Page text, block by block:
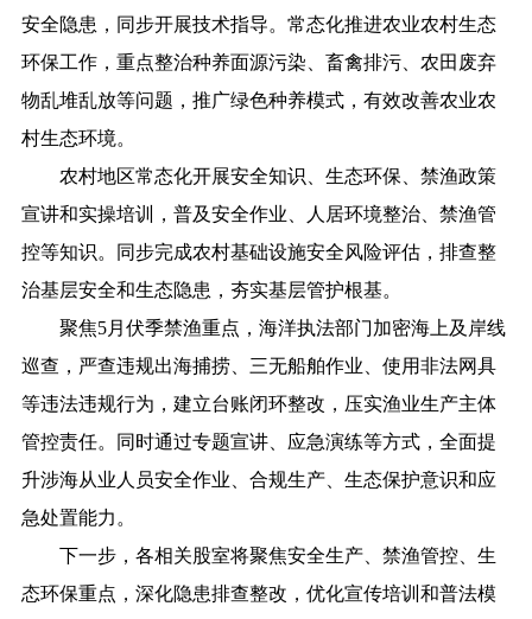
安全隐患，同步开展技术指导。常态化推进农业农村生态
环保工作，重点整治种养面源污染、畜禽排污、农田废弃
物乱堆乱放等问题，推广绿色种养模式，有效改善农业农
村生态环境。
农村地区常态化开展安全知识、生态环保、禁渔政策
宣讲和实操培训，普及安全作业、人居环境整治、禁渔管
控等知识。同步完成农村基础设施安全风险评估，排查整
治基层安全和生态隐患，夯实基层管护根基。
聚焦5月伏季禁渔重点，海洋执法部门加密海上及岸线
巡查，严查违规出海捕捞、三无船舶作业、使用非法网具
等违法违规行为，建立台账闭环整改，压实渔业生产主体
管控责任。同时通过专题宣讲、应急演练等方式，全面提
升涉海从业人员安全作业、合规生产、生态保护意识和应
急处置能力。
下一步，各相关股室将聚焦安全生产、禁渔管控、生
态环保重点，深化隐患排查整改，优化宣传培训和普法模